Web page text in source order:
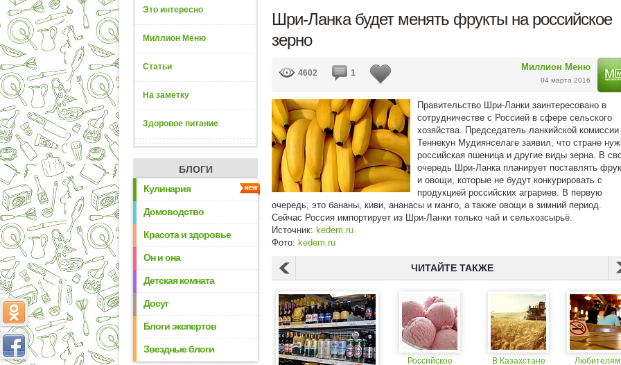
Это интересно
Миллион Меню
Статьи
На заметку
Здоровое питание
БЛОГИ
Кулинария
Домоводство
Красота и здоровье
Он и она
Детская комната
Досуг
Блоги экспертов
Звездные блоги
Шри-Ланка будет менять фрукты на российское
зерно
Миллион Меню
04 марта 2016
4602 1
Правительство Шри-Ланки заинтересовано в
сотрудничестве с Россией в сфере сельского
хозяйства. Председатель ланкийской комиссии
Теннекун Мудиянселаге заявил, что стране
российская пшеница и другие виды зерна. В
очередь Шри-Ланка планирует поставлять
и овощи, которые не будут конкурировать с
продукцией российских аграриев. В первую
очередь, это бананы, киви, ананасы и манго, а также овощи в зимний период.
Сейчас Россия импортирует из Шри-Ланки только чай и сельхозсырьё.
Источник: kedem.ru
Фото: kedem.ru
ЧИТАЙТЕ ТАКЖЕ
Российское
В Казахстане
Любителям